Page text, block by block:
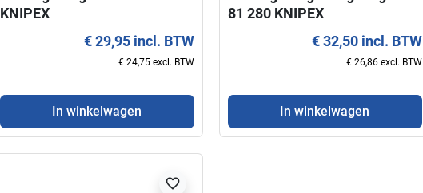
KNIPEX
€ 29,95 incl. BTW
€ 24,75 excl. BTW
In winkelwagen
81 280 KNIPEX
€ 32,50 incl. BTW
€ 26,86 excl. BTW
In winkelwagen
favorite_border